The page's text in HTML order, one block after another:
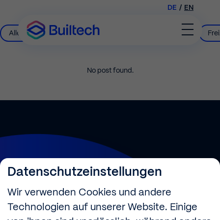
DE / EN
Toggle
Menu
Filter
by
Alle Artikel
Filter
Firmenportrait Frauen im Handwerk
by
No post found.
Better Buildings
Datenschutzeinstellungen
Wir verwenden Cookies und andere
Technologien auf unserer Website. Einige